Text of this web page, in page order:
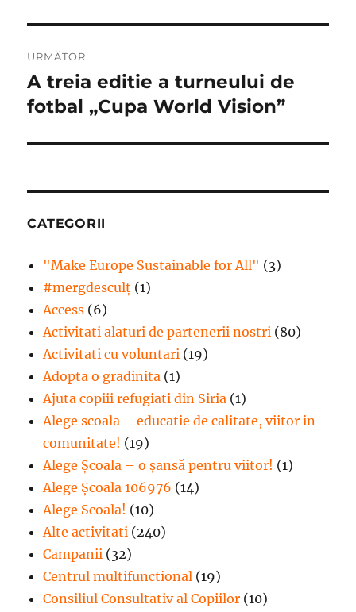
URMĂTOR
Articolul
următor:
A treia editie a turneului de
fotbal „Cupa World Vision”
CATEGORII
"Make Europe Sustainable for All" (3)
#mergdesculţ (1)
Access (6)
Activitati alaturi de partenerii nostri (80)
Activitati cu voluntari (19)
Adopta o gradinita (1)
Ajuta copiii refugiati din Siria (1)
Alege scoala – educatie de calitate, viitor in
comunitate! (19)
Alege Şcoala – o şansă pentru viitor! (1)
Alege Școala 106976 (14)
Alege Scoala! (10)
Alte activitati (240)
Campanii (32)
Centrul multifunctional (19)
Consiliul Consultativ al Copiilor (10)